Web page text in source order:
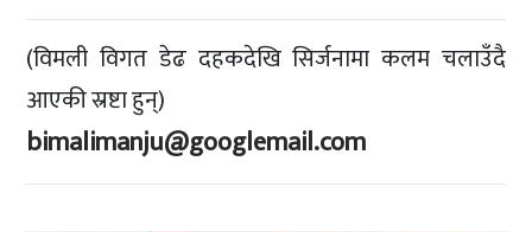
(विमली विगत डेढ दहकदेखि सिर्जनामा कलम चलाउँदै
आएकी स्रष्टा हुन्)
bimalimanju@googlemail.com